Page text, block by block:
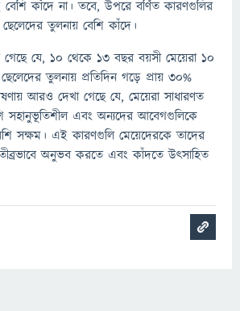
কাঁদে না। তবে, উপরে বর্ণিত কারণগুলির
তুলনায় বেশি কাঁদে।
গেছে যে, 10 থেকে 13 বছর বয়সী মেয়েরা 10
তুলনায় প্রতিদিন গড়ে প্রায় 30%
আরও দেখা গেছে যে, মেয়েরা সাধারণত
সহানুভূতিশীল এবং অন্যদের আবেগগুলিকে
সক্ষম। এই কারণগুলি মেয়েদেরকে তাদের
অনুভব করতে এবং কাঁদতে উত্সাহিত